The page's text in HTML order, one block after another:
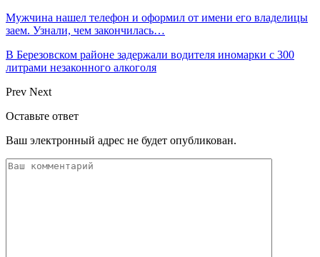
Мужчина нашел телефон и оформил от имени его владелицы
заем. Узнали, чем закончилась…
В Березовском районе задержали водителя иномарки с 300
литрами незаконного алкоголя
Prev Next
Оставьте ответ
Ваш электронный адрес не будет опубликован.